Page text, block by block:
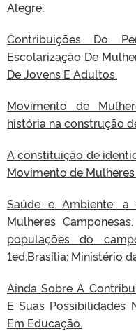
Alegre.
Contribuições Do
Escolarização De
De Jovens E Adultos.
Movimento de
história na construção
A constituição de
Movimento de
Saúde e Ambiente: a
Mulheres
populações do
1ed.Brasília: Ministério
Ainda Sobre A
E Suas Possibilidades
Em Educação.